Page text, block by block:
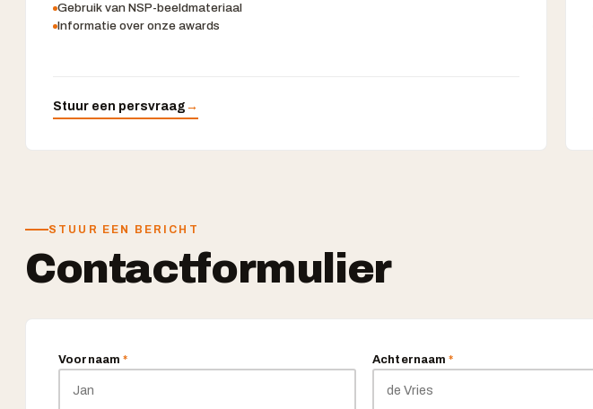
Gebruik van NSP-beeldmateriaal
Informatie over onze awards
Stuur een persvraag →
STUUR EEN BERICHT
Contactformulier
Voornaam* Achternaam*